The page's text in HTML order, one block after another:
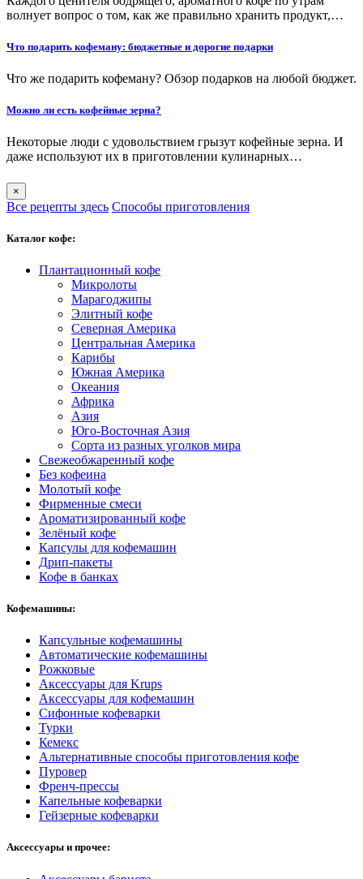
волнует вопрос о том, как же правильно хранить продукт,…
Что подарить кофеману: бюджетные и дорогие подарки
Что же подарить кофеману? Обзор подарков на любой бюджет.
Можно ли есть кофейные зерна?
Некоторые люди с удовольствием грызут кофейные зерна. И
даже используют их в приготовлении кулинарных…
×
Все рецепты здесь Способы приготовления
Каталог кофе:
Плантационный кофе
Микролоты
Марагоджипы
Элитный кофе
Северная Америка
Центральная Америка
Карибы
Южная Америка
Океания
Африка
Азия
Юго-Восточная Азия
Сорта из разных уголков мира
Свежеобжаренный кофе
Без кофеина
Молотый кофе
Фирменные смеси
Ароматизированный кофе
Зелёный кофе
Капсулы для кофемашин
Дрип-пакеты
Кофе в банках
Кофемашины:
Капсульные кофемашины
Автоматические кофемашины
Рожковые
Аксессуары для Krups
Аксессуары для кофемашин
Сифонные кофеварки
Турки
Кемекс
Альтернативные способы приготовления кофе
Пуровер
Френч-прессы
Капельные кофеварки
Гейзерные кофеварки
Аксессуары и прочее: